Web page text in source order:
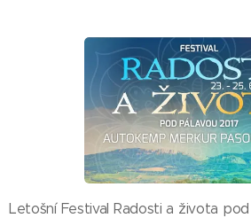
Letošní Festival Radosti a života